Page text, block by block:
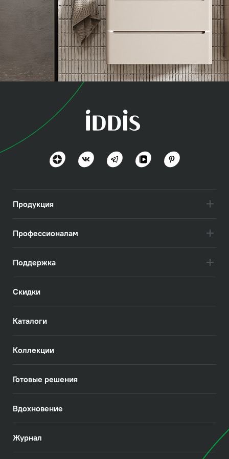
Эдифис (Edifice)
Продукция
Профессионалам
Поддержка
Скидки
Каталоги
Коллекции
Готовые решения
Вдохновение
Журнал